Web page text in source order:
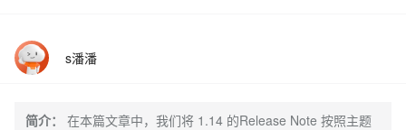
s潘潘
简介：
在本篇文章中，我们将 1.14 的Release Note 按照主题